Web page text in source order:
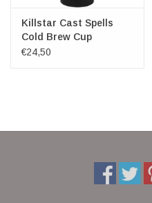
Killstar Cast Spells
Cold Brew Cup
€24,50